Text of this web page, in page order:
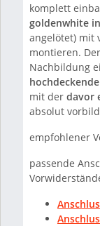
komplett
goldenwhite
angelötet) mit
montieren.
Nachbildung
mit der davor
absolut
empfohlener
passende